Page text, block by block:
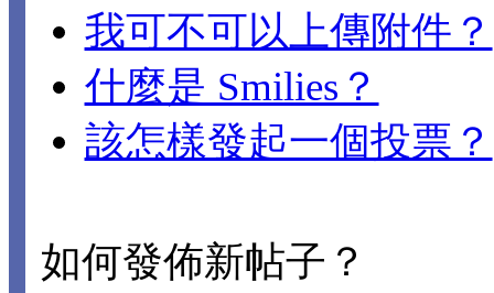
我可不可以上傳附件？
什麼是 Smilies？
該怎樣發起一個投票？
如何發佈新帖子？